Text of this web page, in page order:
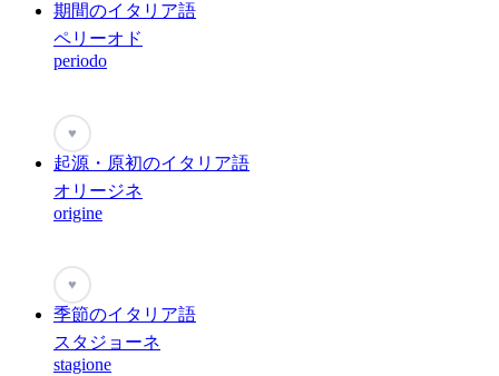
期間のイタリア語
ペリーオド
periodo
♥
起源・原初のイタリア語
オリージネ
origine
♥
季節のイタリア語
スタジョーネ
stagione